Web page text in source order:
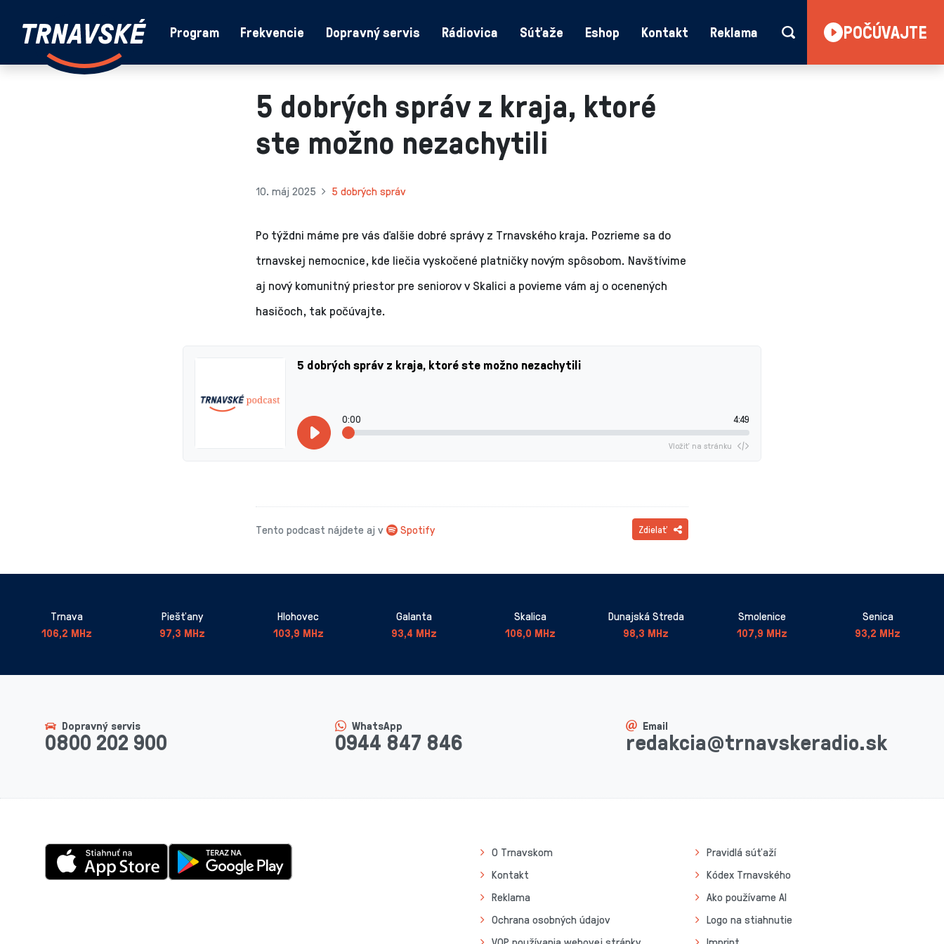
Skočiť na obsah
TrnavskéProgram Frekvencie Dopravný servis Rádiovica Súťaže Eshop Kontakt Reklama POČÚVAJTE
5 dobrých správ z kraja, ktoré
ste možno nezachytili
10. máj 2025 5 dobrých správ
Po týždni máme pre vás ďalšie dobré správy z Trnavského kraja. Pozrieme sa do
trnavskej nemocnice, kde liečia vyskočené platničky novým spôsobom. Navštívime
aj nový komunitný priestor pre seniorov v Skalici a povieme vám aj o ocenených
hasičoch, tak počúvajte.
5 dobrých správ z kraja, ktoré ste možno nezachytili
0:00 4:49
Vložiť na stránku
Tento podcast nájdete aj v Spotify Zdielať
Trnava
106,2 MHz
Piešťany
97,3 MHz
Hlohovec
103,9 MHz
Galanta
93,4 MHz
Skalica
106,0 MHz
Dunajská Streda
98,3 MHz
Smolenice
107,9 MHz
Senica
93,2 MHz
Dopravný servis
0800 202 900
WhatsApp
0944 847 846
Email
redakcia@trnavskeradio.sk
O Trnavskom
Kontakt
Reklama
Ochrana osobných údajov
Pravidlá súťaží
Kódex Trnavského
Ako používame AI
Logo na stiahnutie